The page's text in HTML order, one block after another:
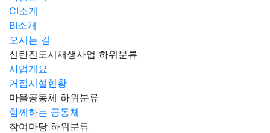
CI소개
BI소개
오시는 길
신탄진도시재생사업 하위분류
사업개요
거점시설현황
마을공동체 하위분류
함께하는 공동체
참여마당 하위분류